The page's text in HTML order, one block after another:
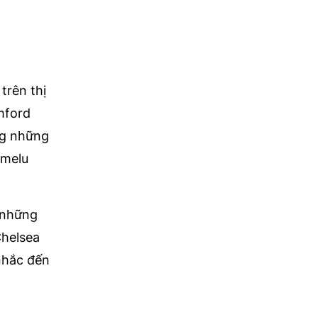
trên thị
những
đến